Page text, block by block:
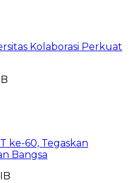
Kolaborasi Perkuat
ke-60, Tegaskan
Bangsa